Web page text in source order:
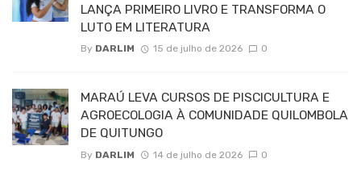
LANÇA PRIMEIRO LIVRO E TRANSFORMA O
LUTO EM LITERATURA
By DARLIM 15 de julho de 2026 0
MARAÚ LEVA CURSOS DE PISCICULTURA E
AGROECOLOGIA À COMUNIDADE QUILOMBOLA
DE QUITUNGO
By DARLIM 14 de julho de 2026 0